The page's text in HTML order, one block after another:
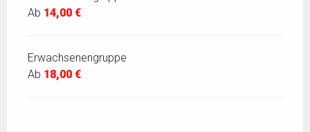
Ab 14,00 €
Erwachsenengruppe
Ab 18,00 €